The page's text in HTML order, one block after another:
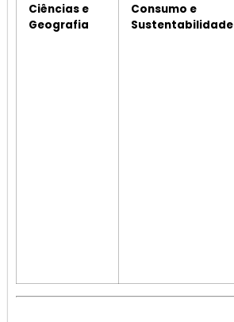
Ciências e
Geografia
Consumo e
Sustentabilidade